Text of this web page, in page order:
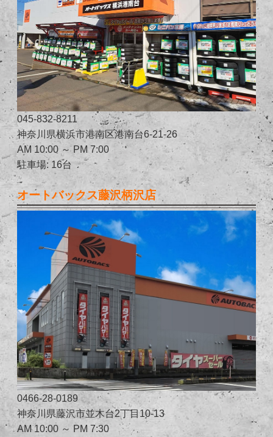
045-832-8211
神奈川県横浜市港南区港南台6-21-26
AM 10:00 ～ PM 7:00
駐車場: 16台
オートバックス藤沢柄沢店
0466-28-0189
神奈川県藤沢市並木台2丁目10-13
AM 10:00 ～ PM 7:30